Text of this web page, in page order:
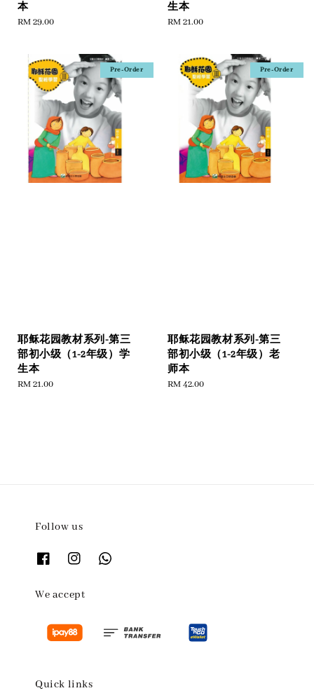
本
Regular
RM 29.00
生本
Regular
RM 21.00
Pre-Order
耶稣花园教材系列-第三
部初小级（1-2年级）学
生本
Regular
RM 21.00
Pre-Order
耶稣花园教材系列-第三
部初小级（1-2年级）老
师本
Regular
RM 42.00
Follow us
We accept
Quick links